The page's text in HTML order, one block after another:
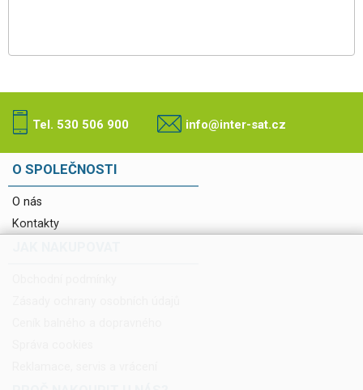
Tel. 530 506 900 info@inter-sat.cz
O SPOLEČNOSTI
O nás
Kontakty